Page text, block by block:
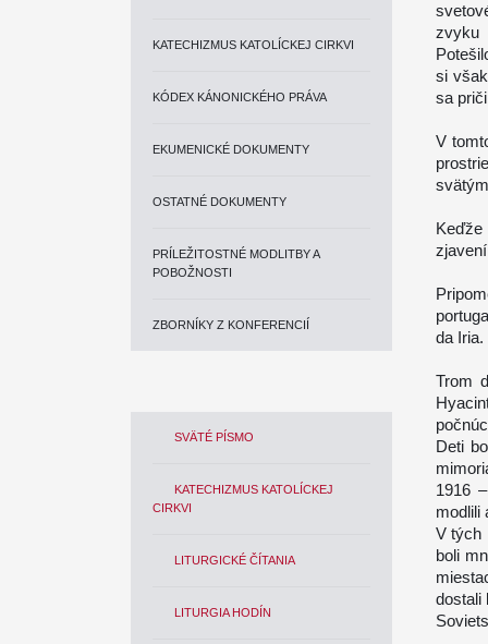
KATECHIZMUS KATOLÍCKEJ CIRKVI
KÓDEX KÁNONICKÉHO PRÁVA
EKUMENICKÉ DOKUMENTY
OSTATNÉ DOKUMENTY
PRÍLEŽITOSTNÉ MODLITBY A
POBOŽNOSTI
ZBORNÍKY Z KONFERENCIÍ
SVÄTÉ PÍSMO
KATECHIZMUS KATOLÍCKEJ
CIRKVI
LITURGICKÉ ČÍTANIA
LITURGIA HODÍN
zvyku
si
sa
V
da Iria.
Trom
Deti
1916
modlili
V tých
boli
dostali